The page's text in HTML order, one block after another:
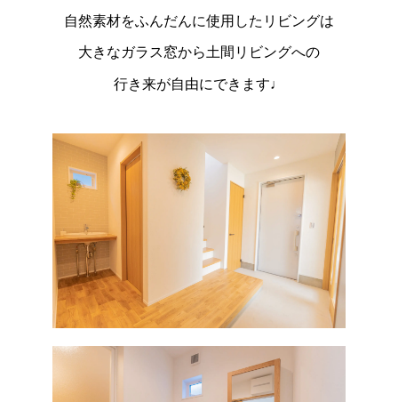
自然素材をふんだんに使用したリビングは
大きなガラス窓から土間リビングへの
行き来が自由にできます♩